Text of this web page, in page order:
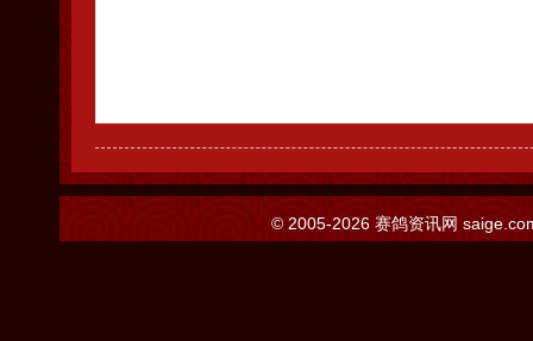
© 2005-2026 赛鸽资讯网